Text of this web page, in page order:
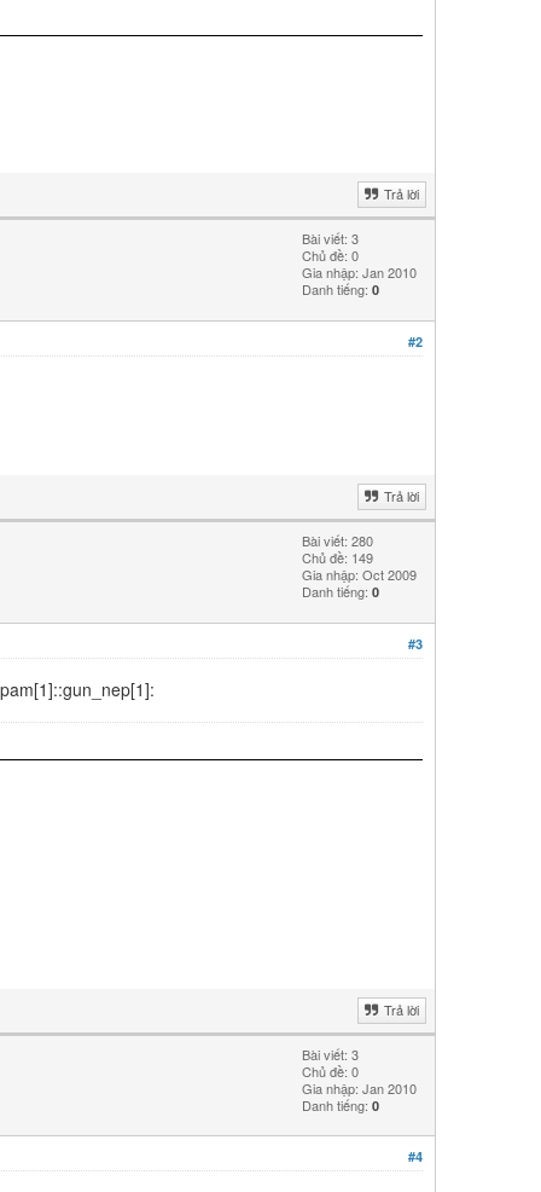
Trả lời
Bài viết: 3
Chủ đề: 0
Gia nhập: Jan 2010
Danh tiếng: 0
#2
Trả lời
Bài viết: 280
Chủ đề: 149
Gia nhập: Oct 2009
Danh tiếng: 0
#3
Trả lời
Bài viết: 3
Chủ đề: 0
Gia nhập: Jan 2010
Danh tiếng: 0
#4